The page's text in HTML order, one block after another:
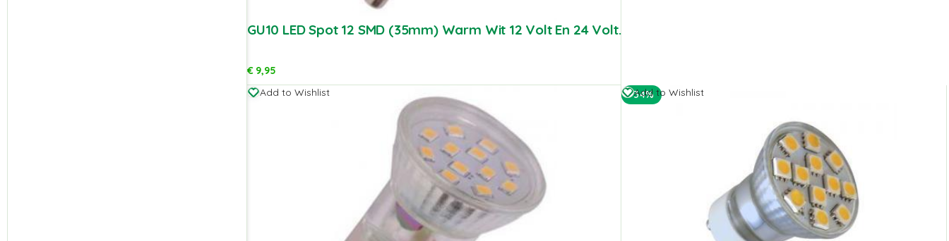
GU10 LED Spot 12 SMD (35mm) Warm Wit 12 Volt En 24 Volt.
€9,95
Add to Wishlist
-34%
Add to Wishlist